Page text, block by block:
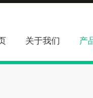
关于我们 产